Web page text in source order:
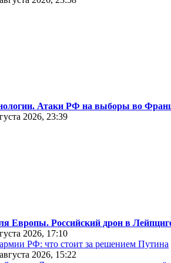
Атаки РФ на выборы во
2026, 23:39
Европы. Российский дрон в
2026, 17:10
РФ: что стоит за решением Путина
2026, 15:22